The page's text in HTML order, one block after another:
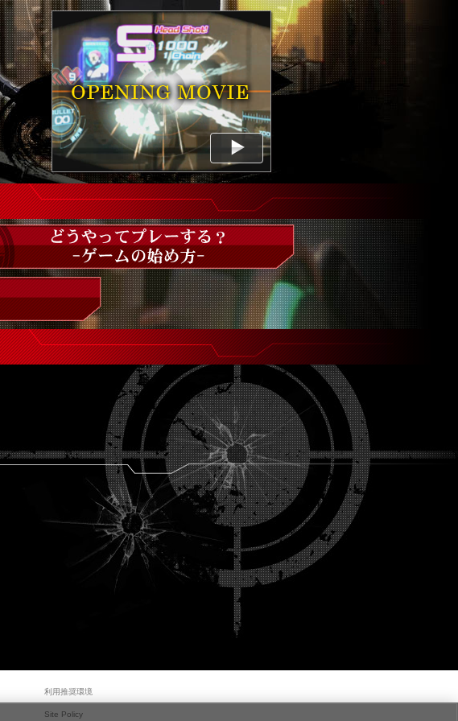
OPENING MOVIE
どうやってプレーするの？ -ゲームの始め方-
利用推奨環境
Site Policy